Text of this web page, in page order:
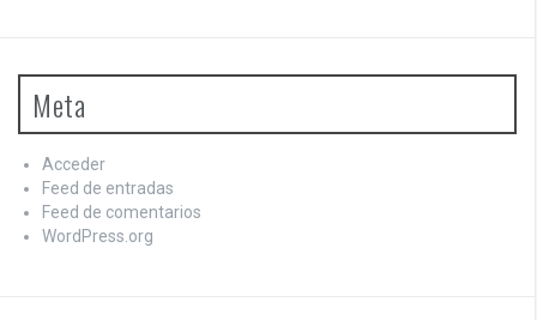
Meta
Acceder
Feed de entradas
Feed de comentarios
WordPress.org